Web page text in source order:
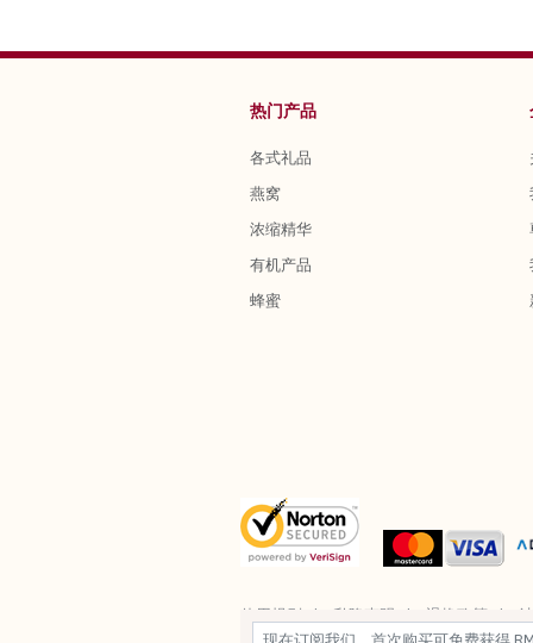
热门产品
各式礼品
燕窝
浓缩精华
有机产品
蜂蜜
使用规则 私隐声明 退换政策